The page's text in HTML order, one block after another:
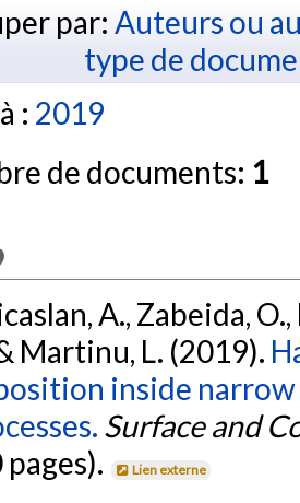
par: Auteurs ou
type de
: 2019
de documents: 1
A., Zabeida,
Martinu, L. (2019).
inside narrow
Surface and
pages).
Lien externe